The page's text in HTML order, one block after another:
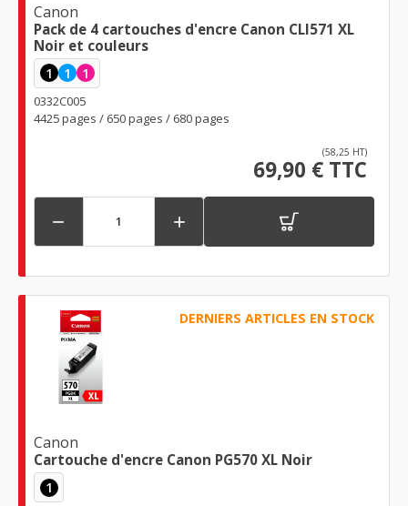
Canon
Pack de 4 cartouches d'encre Canon CLI571 XL
Noir et couleurs
1 1 1
0332C005
4425 pages / 650 pages / 680 pages
(58,25 HT)
69,90 € TTC
 
DERNIERS ARTICLES EN STOCK
Canon
Cartouche d'encre Canon PG570 XL Noir
1